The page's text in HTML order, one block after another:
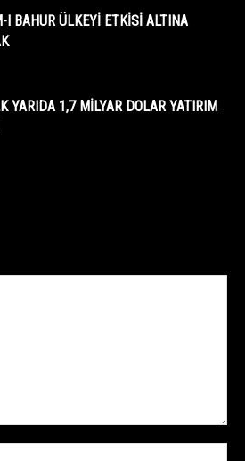
I BAHUR ÜLKEYİ ETKİSİ ALTINA
YARIDA 1,7 MİLYAR DOLAR YATIRIM